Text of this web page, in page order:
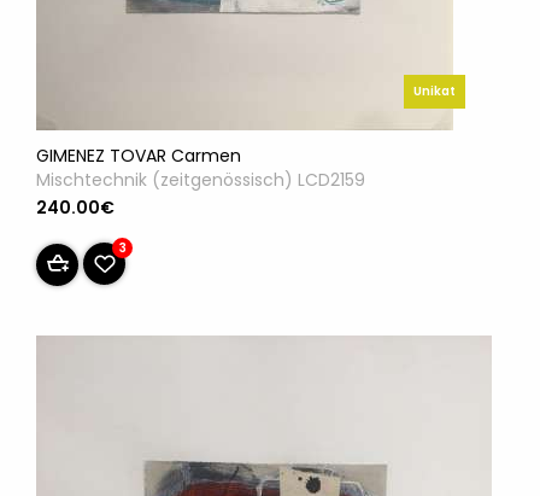
Unikat
GIMENEZ TOVAR Carmen
Mischtechnik (zeitgenössisch) LCD2159
240.00€
3